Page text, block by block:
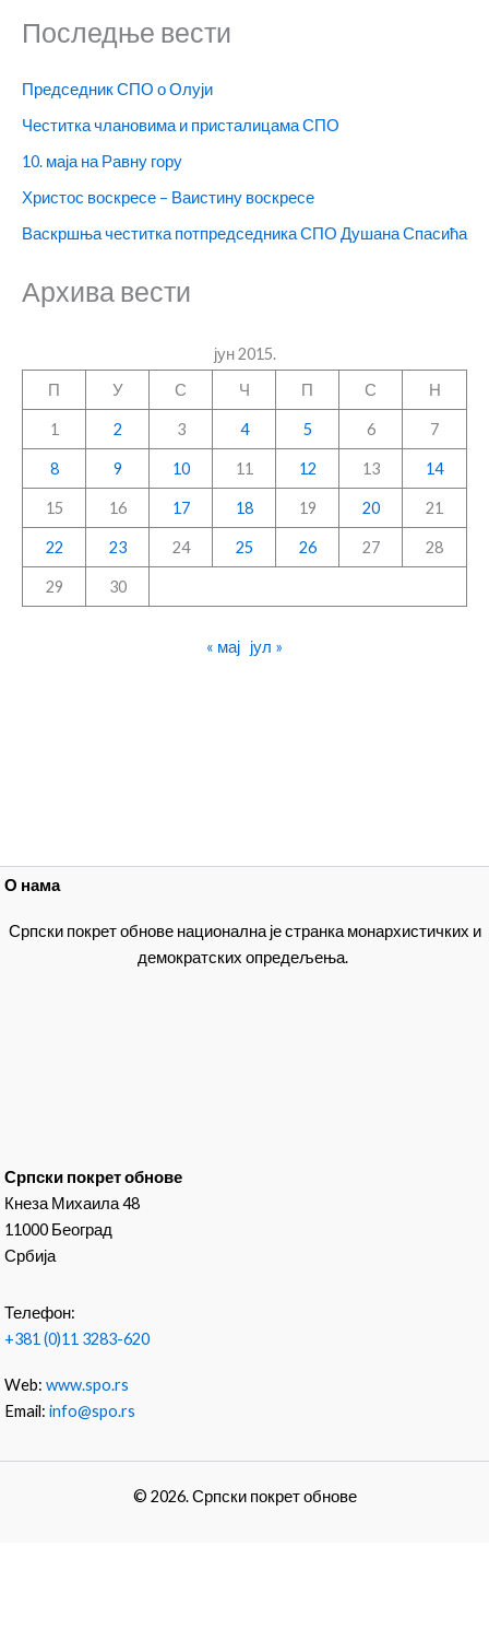
Последње вести
Председник СПО о Олуји
Честитка члановима и присталицама СПО
10. маја на Равну гору
Христос воскресе – Ваистину воскресе
Васкршња честитка потпредседника СПО Душана Спасића
Архива вести
јун 2015.
П
У С Ч П С Н
1 2 3 4 5 6 7
8 9 10 11 12 13 14
15 16 17 18 19 20 21
22 23 24 25 26 27 28
29 30
« мај јул »
О нама
Српски покрет обнове национална је странка монархистичких и
демократских опредељења.
Српски покрет обнове
Кнеза Михаила 48
11000 Београд
Србија
Телефон:
+381 (0)11 3283-620
Web:www.spo.rs
Email:info@spo.rs
© 2026. Српски покрет обнове